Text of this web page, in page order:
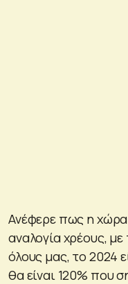
Ανέφερε πως η χώρα
αναλογία χρέους,
όλους μας, το 2024
θα είναι 120% που